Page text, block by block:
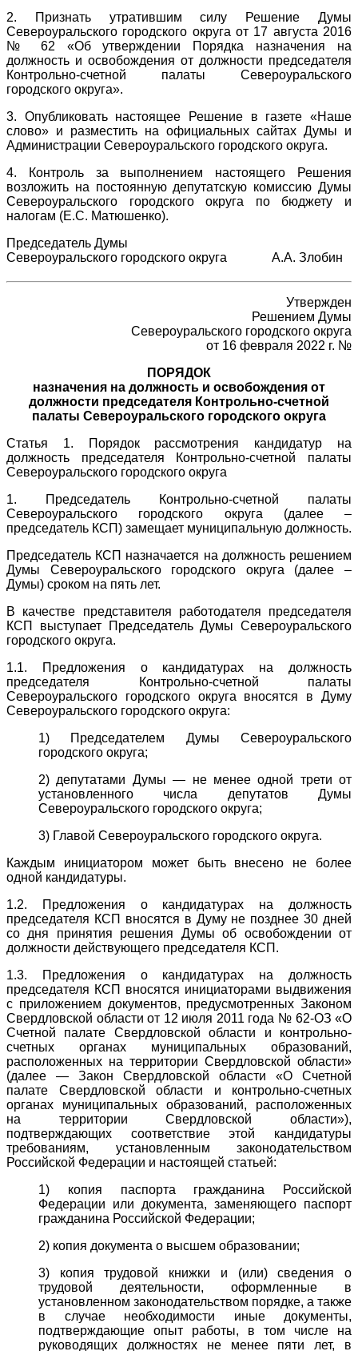
2. Признать утратившим силу Решение Думы
Североуральского городского округа от 17 августа 2016
№ 62 «Об утверждении Порядка назначения на
должность и освобождения от должности председателя
Контрольно-счетной палаты Североуральского
городского округа».
3. Опубликовать настоящее Решение в газете «Наше
слово» и разместить на официальных сайтах Думы и
Администрации Североуральского городского округа.
4. Контроль за выполнением настоящего Решения
возложить на постоянную депутатскую комиссию Думы
Североуральского городского округа по бюджету и
налогам (Е.С. Матюшенко).
Председатель Думы
Североуральского городского округа А.А. Злобин
Утвержден
Решением Думы
Североуральского городского округа
от 16 февраля 2022 г. №
ПОРЯДОК
назначения на должность и освобождения от
должности председателя Контрольно-счетной
палаты Североуральского городского округа
Статья 1. Порядок рассмотрения кандидатур на
должность председателя Контрольно-счетной палаты
Североуральского городского округа
1. Председатель Контрольно-счетной палаты
Североуральского городского округа (далее –
председатель КСП) замещает муниципальную должность.
Председатель КСП назначается на должность решением
Думы Североуральского городского округа (далее –
Думы) сроком на пять лет.
В качестве представителя работодателя председателя
КСП выступает Председатель Думы Североуральского
городского округа.
1.1. Предложения о кандидатурах на должность
председателя Контрольно-счетной палаты
Североуральского городского округа вносятся в Думу
Североуральского городского округа:
1) Председателем Думы Североуральского
городского округа;
2) депутатами Думы — не менее одной трети от
установленного числа депутатов Думы
Североуральского городского округа;
3) Главой Североуральского городского округа.
Каждым инициатором может быть внесено не более
одной кандидатуры.
1.2. Предложения о кандидатурах на должность
председателя КСП вносятся в Думу не позднее 30 дней
со дня принятия решения Думы об освобождении от
должности действующего председателя КСП.
1.3. Предложения о кандидатурах на должность
председателя КСП вносятся инициаторами выдвижения
с приложением документов, предусмотренных Законом
Свердловской области от 12 июля 2011 года № 62-ОЗ «О
Счетной палате Свердловской области и контрольно-
счетных органах муниципальных образований,
расположенных на территории Свердловской области»
(далее — Закон Свердловской области «О Счетной
палате Свердловской области и контрольно-счетных
органах муниципальных образований, расположенных
на территории Свердловской области»),
подтверждающих соответствие этой кандидатуры
требованиям, установленным законодательством
Российской Федерации и настоящей статьей:
1) копия паспорта гражданина Российской
Федерации или документа, заменяющего паспорт
гражданина Российской Федерации;
2) копия документа о высшем образовании;
3) копия трудовой книжки и (или) сведения о
трудовой деятельности, оформленные в
установленном законодательством порядке, а также
в случае необходимости иные документы,
подтверждающие опыт работы, в том числе на
руководящих должностях не менее пяти лет, в